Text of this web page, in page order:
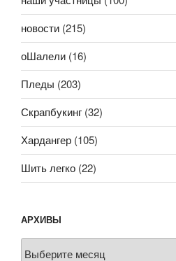
новости (215)
оШалели (16)
Пледы (203)
Скрапбукинг (32)
Хардангер (105)
Шить легко (22)
АРХИВЫ